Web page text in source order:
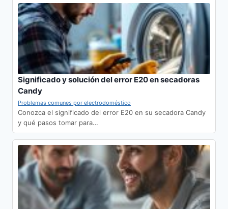
Significado y solución del error E20 en secadoras
Candy
Problemas comunes por electrodoméstico
Conozca el significado del error E20 en su secadora Candy
y qué pasos tomar para…